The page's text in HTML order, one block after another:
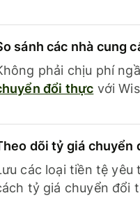
sánh các nhà cung
phải chịu phí
đổi thực với
dõi tỷ giá chuyển
các loại tiền tệ yêu
tỷ giá chuyển đổi